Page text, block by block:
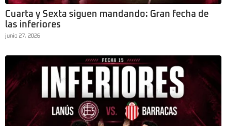
Cuarta y Sexta siguen mandando: Gran fecha de
las inferiores
junio 27, 2026